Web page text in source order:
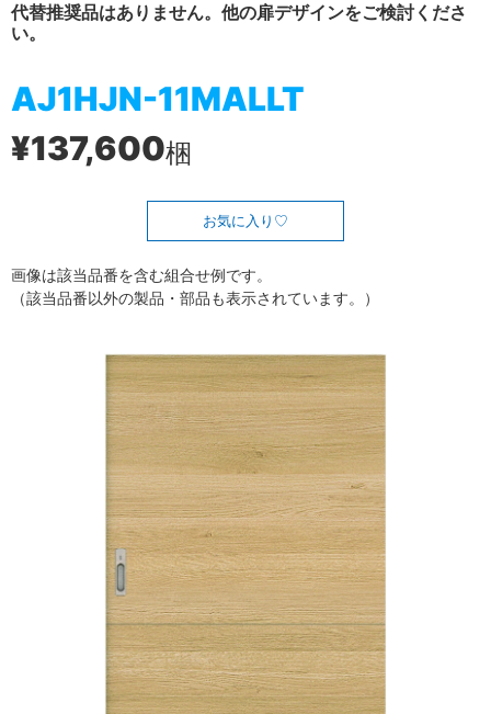
代替推奨品はありません。他の扉デザインをご検討くださ
い。
AJ1HJN-11MALLT
¥137,600梱
お気に入り
画像は該当品番を含む組合せ例です。
（該当品番以外の製品・部品も表示されています。）